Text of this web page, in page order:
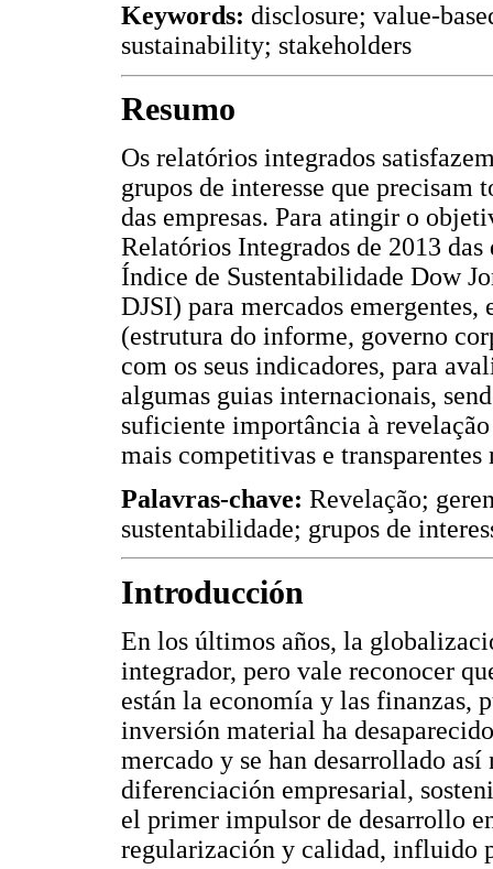
Keywords: disclosure; value-
sustainability; stakeholders
Resumo
Os relatórios integrados
grupos de interesse que precisam
das empresas. Para atingir o
Relatórios Integrados de 2013
Índice de Sustentabilidade Dow
DJSI) para mercados
(estrutura do informe, governo
com os seus indicadores, para
algumas guias internacionais,
suficiente importância à
mais competitivas e transparentes
Palavras-chave: Revelação;
sustentabilidade; grupos de
Introducción
En los últimos años, la
integrador, pero vale reconocer
están la economía y las finanzas,
inversión material ha
mercado y se han desarrollado
diferenciación empresarial,
el primer impulsor de desarrollo
regularización y calidad, influido